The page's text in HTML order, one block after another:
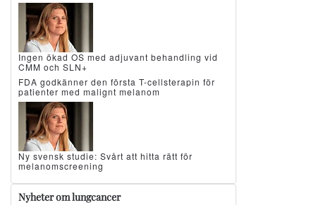
Ingen ökad OS med adjuvant behandling vid
CMM och SLN+
FDA godkänner den första T-cellsterapin för
patienter med malignt melanom
Ny svensk studie: Svårt att hitta rätt för
melanomscreening
Nyheter om lungcancer